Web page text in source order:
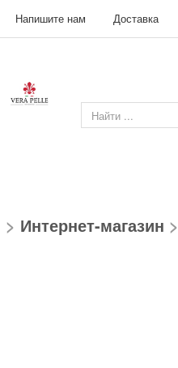
Напишите нам Доставка
> Интернет-магазин >